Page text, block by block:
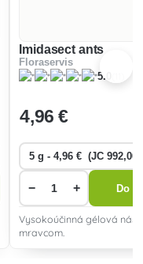
Imidasect ants
Floraservis
5.0
4,96 €
− + Do
Vysokoúčinná gélová
mravcom.